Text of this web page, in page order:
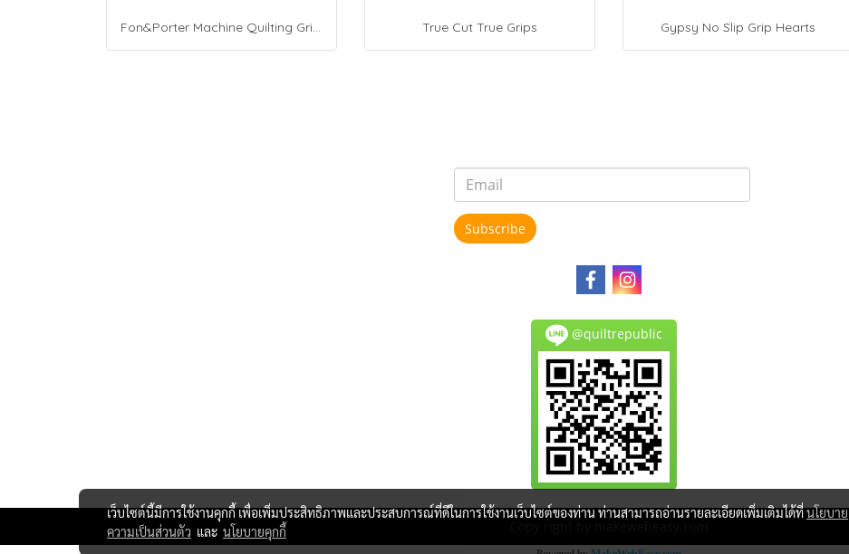
Fon&Porter Machine Quilting Grip Gloves True Cut True Grips Gypsy No Slip Grip Hearts
Subscribe
@quiltrepublic
เว็บไซต์นี้มีการใช้งานคุกกี้ เพื่อเพิ่มประสิทธิภาพและประสบการณ์ที่ดีในการใช้งานเว็บไซต์ของท่าน ท่านสามารถอ่านรายละเอียดเพิ่มเติมได้ที่นโยบาย
ความเป็นส่วนตัว และ นโยบายคุกกี้